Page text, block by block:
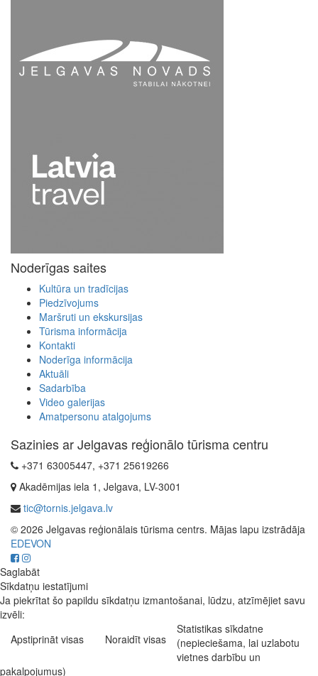
Noderīgas saites
Kultūra un tradīcijas
Piedzīvojums
Maršruti un ekskursijas
Tūrisma informācija
Kontakti
Noderīga informācija
Aktuāli
Sadarbība
Video galerijas
Amatpersonu atalgojums
Sazinies ar Jelgavas reģionālo tūrisma centru
+371 63005447, +371 25619266
Akadēmijas iela 1, Jelgava, LV-3001
tic@tornis.jelgava.lv
© 2026 Jelgavas reģionālais tūrisma centrs. Mājas lapu izstrādāja
EDEVON
Saglabāt
Sīkdatņu iestatījumi
Ja piekrītat šo papildu sīkdatņu izmantošanai, lūdzu, atzīmējiet savu
izvēli:
Apstiprināt visas
Noraidīt visas
Statistikas sīkdatne
(nepieciešama, lai uzlabotu
vietnes darbību un
pakalpojumus)